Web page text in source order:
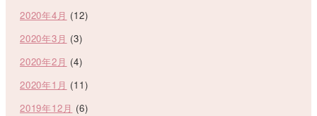
2020年4月 (12)
2020年3月 (3)
2020年2月 (4)
2020年1月 (11)
2019年12月 (6)